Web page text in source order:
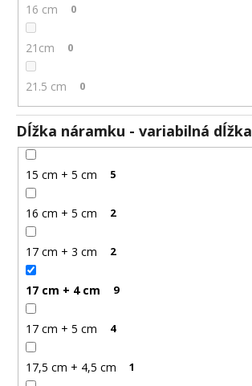
16 cm 0
21cm 0
21.5 cm 0
Dĺžka náramku - variabilná dĺžka
15 cm + 5 cm 5
16 cm + 5 cm 2
17 cm + 3 cm 2
17 cm + 4 cm 9
17 cm + 5 cm 4
17,5 cm + 4,5 cm 1